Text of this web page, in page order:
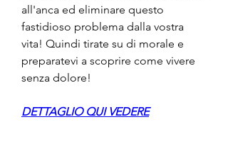
all'anca ed eliminare questo
fastidioso problema dalla vostra
vita! Quindi tirate su di morale e
preparatevi a scoprire come vivere
senza dolore!
DETTAGLIO QUI VEDERE